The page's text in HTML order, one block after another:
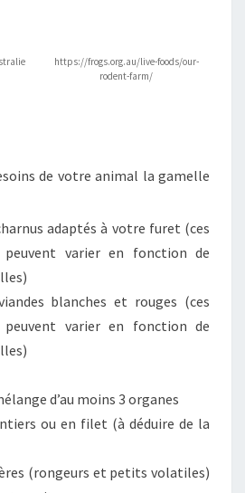
https://frogs.org.au/live-foods/our-
rodent-farm/
de votre animal la gamelle
adaptés à votre furet (ces
peuvent varier en fonction de
blanches et rouges (ces
peuvent varier en fonction de
d’au moins 3 organes
ou en filet (à déduire de la
(rongeurs et petits volatiles)